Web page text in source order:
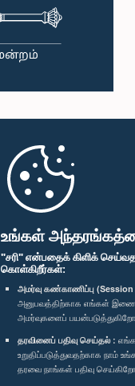
உங்கள்
"சரி" என்பதைக் கிளிக்
கொள்கிறீர்கள்:
அமர்வு கண்காணிப்பு
அனுபவத்திற்காக எங்கள்
அமர்வுகளைப்
தரவினைப் பதிவு செய்தல் :
உறுதிப்படுத்துவதற்காக நாம்
தரவை நாங்கள் பதிவு